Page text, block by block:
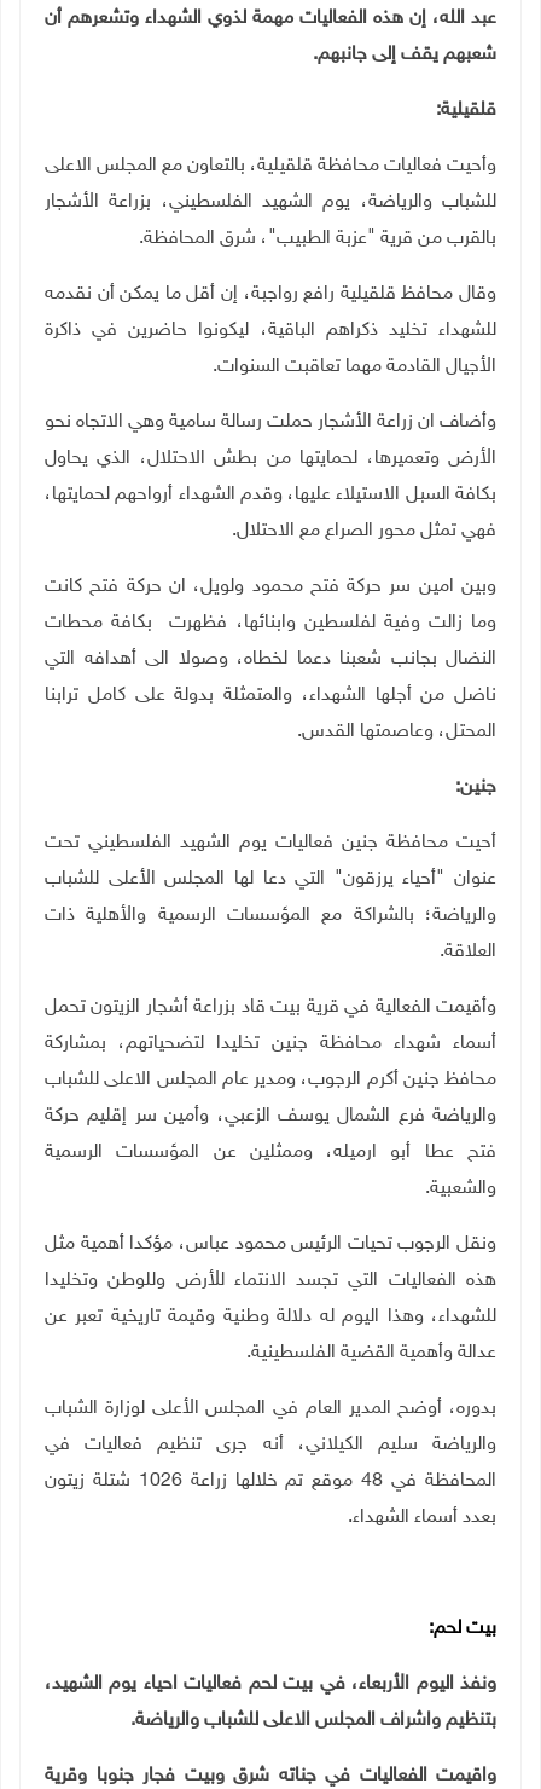
عبد الله، إن هذه الفعاليات مهمة لذوي الشهداء وتشعرهم أن
شعبهم يقف إلى جانبهم.
قلقيلية:
وأحيت فعاليات محافظة قلقيلية، بالتعاون مع المجلس الاعلى
للشباب والرياضة، يوم الشهيد الفلسطيني، بزراعة الأشجار
بالقرب من قرية "عزبة الطبيب"، شرق المحافظة.
وقال محافظ قلقيلية رافع رواجبة، إن أقل ما يمكن أن نقدمه
للشهداء تخليد ذكراهم الباقية، ليكونوا حاضرين في ذاكرة
الأجيال القادمة مهما تعاقبت السنوات.
وأضاف ان زراعة الأشجار حملت رسالة سامية وهي الاتجاه نحو
الأرض وتعميرها، لحمايتها من بطش الاحتلال، الذي يحاول
بكافة السبل الاستيلاء عليها، وقدم الشهداء أرواحهم لحمايتها،
فهي تمثل محور الصراع مع الاحتلال.
وبين امين سر حركة فتح محمود ولويل، ان حركة فتح كانت
وما زالت وفية لفلسطين وابنائها، فظهرت بكافة محطات
النضال بجانب شعبنا دعما لخطاه، وصولا الى أهدافه التي
ناضل من أجلها الشهداء، والمتمثلة بدولة على كامل ترابنا
المحتل، وعاصمتها القدس.
جنين:
أحيت محافظة جنين فعاليات يوم الشهيد الفلسطيني تحت
عنوان "أحياء يرزقون" التي دعا لها المجلس الأعلى للشباب
والرياضة؛ بالشراكة مع المؤسسات الرسمية والأهلية ذات
العلاقة.
وأقيمت الفعالية في قرية بيت قاد بزراعة أشجار الزيتون تحمل
أسماء شهداء محافظة جنين تخليدا لتضحياتهم، بمشاركة
محافظ جنين أكرم الرجوب، ومدير عام المجلس الاعلى للشباب
والرياضة فرع الشمال يوسف الزعبي، وأمين سر إقليم حركة
فتح عطا أبو ارميله، وممثلين عن المؤسسات الرسمية
والشعبية.
ونقل الرجوب تحيات الرئيس محمود عباس، مؤكدا أهمية مثل
هذه الفعاليات التي تجسد النتماء للأرض وللوطن وتخليدا
للشهداء، وهذا اليوم له دلالة وطنية وقيمة تاريخية تعبر عن
عدالة وأهمية القضية الفلسطينية.
بدوره، أوضح المدير العام في المجلس الأعلى لوزارة الشباب
والرياضة
سليم الكيلاني، أنه جرى تنظيم فعاليات في
المحافظة في 48 موقع تم خلالها زراعة 1026 شتلة زيتون
بعدد أسماء الشهداء.
بيت لحم:
ونفذ اليوم الأربعاء، في بيت لحم فعاليات احياء يوم الشهيد،
بتنظيم واشراف المجلس الاعلى للشباب والرياضة.
واقيمت الفعاليات في جناته شرق وبيت فجار جنوبا وقرية